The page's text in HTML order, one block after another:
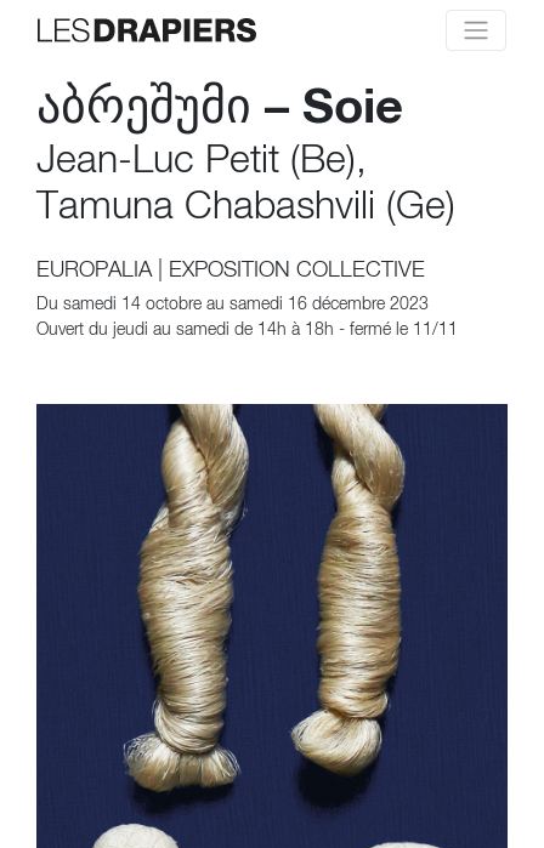
აბრეშუმი – Soie
Jean-Luc Petit (Be),
Tamuna Chabashvili (Ge)
EUROPALIA| EXPOSITION COLLECTIVE
Du samedi 14 octobre au samedi 16 décembre 2023
Ouvert du jeudi au samedi de 14h à 18h - fermé le 11/11